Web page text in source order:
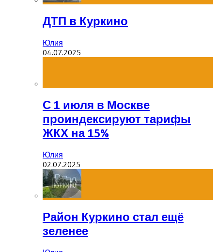
ДТП в Куркино
Юлия
04.07.2025
С 1 июля в Москве
проиндексируют тарифы
ЖКХ на 15%
Юлия
02.07.2025
Район Куркино стал ещё
зеленее